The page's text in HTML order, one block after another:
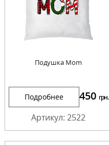
Подушка Mom
Подробнее 450 грн.
Артикул: 2522